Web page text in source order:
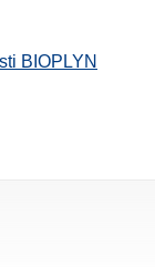
BIOPLYN